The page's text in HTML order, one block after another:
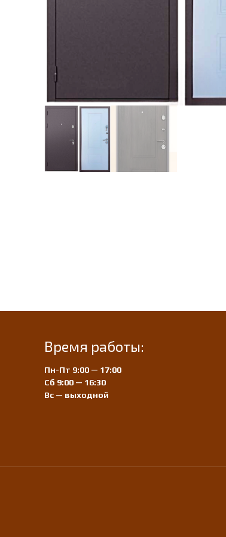
Время работы:
Пн-Пт 9:00 — 17:00
Сб 9:00 — 16:30
Вс — выходной